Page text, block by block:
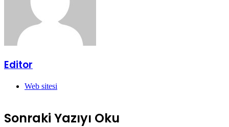
Editor
Web sitesi
Sonraki Yazıyı Oku